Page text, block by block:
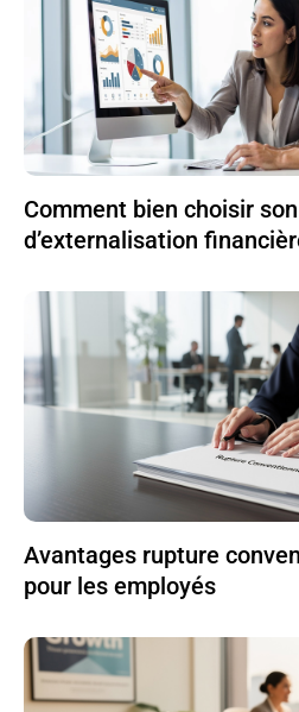
Comment bien choisir
d’externalisation
Avantages rupture
pour les employés